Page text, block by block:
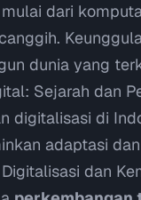
dari
dunia yang
Sejarah dan
digitalisasi di
adaptasi
dan